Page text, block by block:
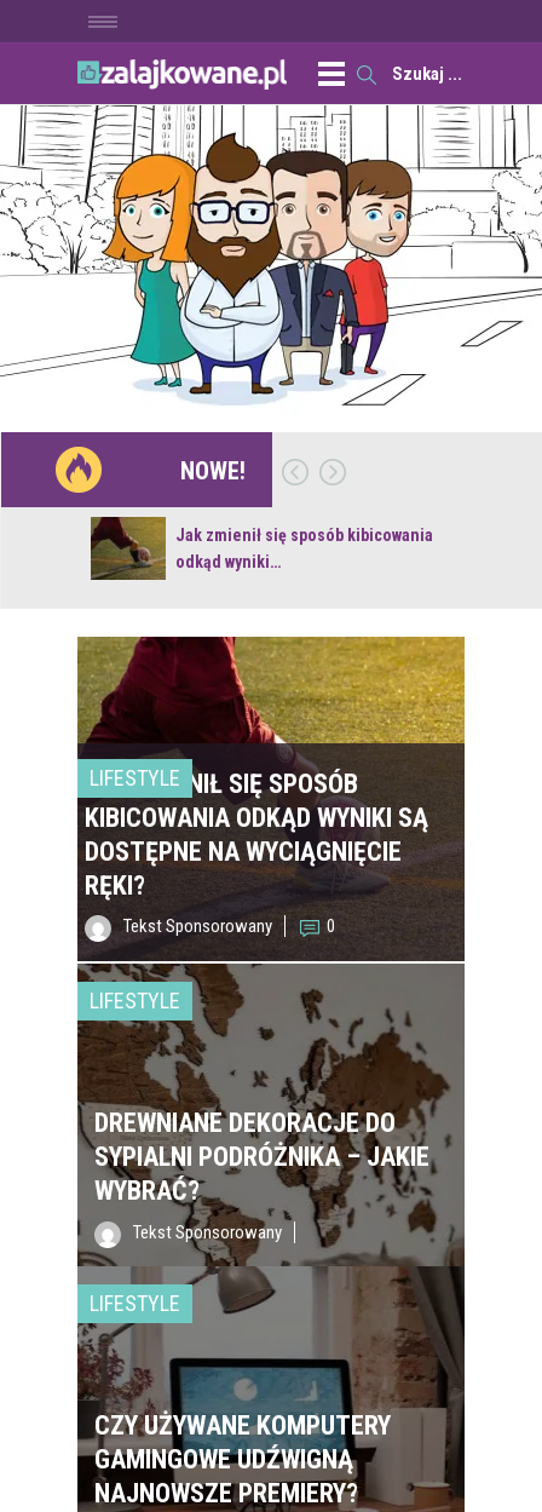
NOWE!
Jak zmienił się sposób kibicowania
odkąd wyniki…
JAK ZMIENIŁ SIĘ SPOSÓB
KIBICOWANIA ODKĄD WYNIKI SĄ
DOSTĘPNE NA WYCIĄGNIĘCIE
RĘKI?
Tekst Sponsorowany 0
LIFESTYLE
DREWNIANE DEKORACJE DO
SYPIALNI PODRÓŻNIKA – JAKIE
WYBRAĆ?
Tekst Sponsorowany
LIFESTYLE
CZY UŻYWANE KOMPUTERY
GAMINGOWE UDŹWIGNĄ
NAJNOWSZE PREMIERY?
LIFESTYLE